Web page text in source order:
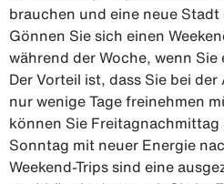
brauchen und eine neue Stadt
Gönnen Sie sich einen
während der Woche, wenn Sie
Der Vorteil ist, dass Sie bei
nur wenige Tage freinehmen
können Sie Freitagnachmittag
Sonntag mit neuer Energie
Weekend-Trips sind eine